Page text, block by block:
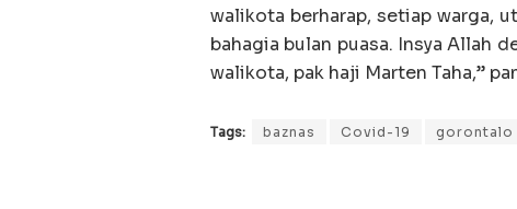
walikota berharap, setiap warga,
bahagia bulan puasa. Insya Allah
walikota, pak haji Marten Taha,”
Tags: baznas Covid-19 gorontalo